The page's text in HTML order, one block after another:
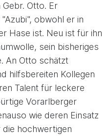
Otto. Er
obwohl er in
Hase ist. Neu ist für ihn
sein bisheriges
An Otto schätzt
hilfsbereiten Kollegen
Talent für leckere
Vorarlberger
wie deren Einsatz
hochwertigen